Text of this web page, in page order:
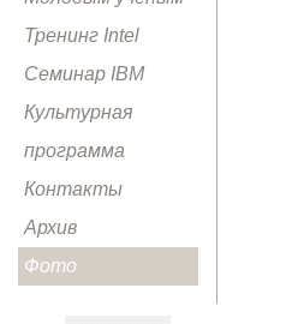
Тренинг Intel
Семинар IBM
Культурная
программа
Контакты
Архив
Фото